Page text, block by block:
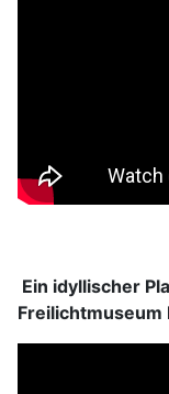
Ein idyllischer
Freilichtmuseum